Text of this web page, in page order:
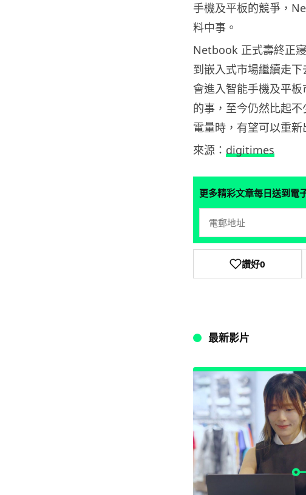
手機及平板的競爭，
料中事。
Netbook 正式壽終正
到嵌入式市場繼續走
會進入智能手機及平
的事，至今仍然比起
電量時，有望可以重
來源： digitimes
更多精彩文章每日送到電
讚好0
最新影片